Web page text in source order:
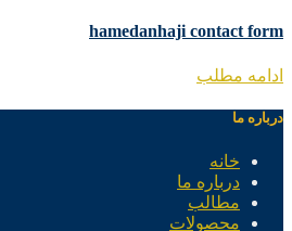
hamedanhaji contact form
ادامه مطلب
درباره ما
خانه
درباره ما
مطالب
محصولات